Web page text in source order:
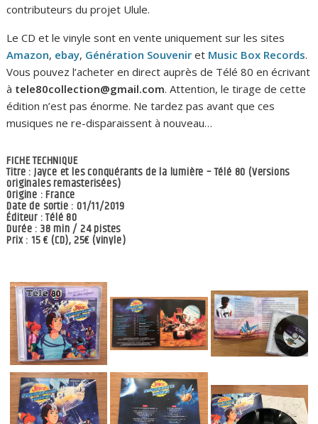
contributeurs du projet Ulule.
Le CD et le vinyle sont en vente uniquement sur les sites
Amazon, ebay, Génération Souvenir et Music Box Records.
Vous pouvez l’acheter en direct auprès de Télé 80 en écrivant
à tele80collection@gmail.com. Attention, le tirage de cette
édition n’est pas énorme. Ne tardez pas avant que ces
musiques ne re-disparaissent à nouveau…
FICHE TECHNIQUE
Titre : Jayce et les conquérants de la lumière – Télé 80 (Versions
originales remasterisées)
Origine : France
Date de sortie : 01/11/2019
Éditeur : Télé 80
Durée : 38 min / 24 pistes
Prix : 15 € (CD), 25€ (vinyle)